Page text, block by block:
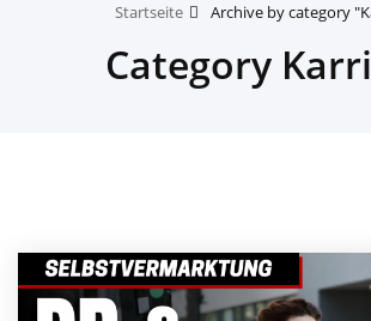
Startseite Archive by category
Category